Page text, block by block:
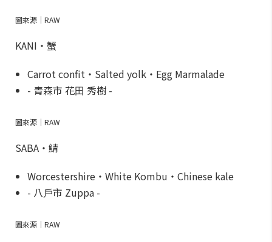
圖來源｜RAW
KANI・蟹
Carrot confit・Salted yolk・Egg Marmalade
- 青森市 花⽥ 秀樹 -
圖來源｜RAW
SABA・鯖
Worcestershire・White Kombu・Chinese kale
- 八⼾市 Zuppa -
圖來源｜RAW